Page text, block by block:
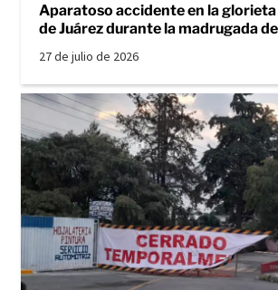
Aparatoso accidente en la
de Juárez durante la madrugada
27 de julio de 2026